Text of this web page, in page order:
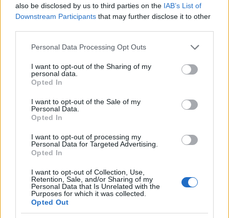
also be disclosed by us to third parties on the IAB’s List of
Downstream Participants that may further disclose it to other
Please note that this website/app uses one or more Google
not limited to your visit or usage behaviour. You may click to
grant or deny consent to Google and its third-party tags to
use your data for below specified purposes in below Google
consent section.
Personal Data Processing Opt Outs
I want to opt-out of the Sharing of my
personal data.
Opted In
I want to opt-out of the Sale of my
Personal Data.
Opted In
I want to opt-out of processing my
Personal Data for Targeted Advertising.
Opted In
I want to opt-out of Collection, Use,
Retention, Sale, and/or Sharing of my
Personal Data that Is Unrelated with the
Purposes for which it was collected.
Opted Out
NECROLOGIE
Mario Malu
Martina Agostina Diturco
I nostri cari